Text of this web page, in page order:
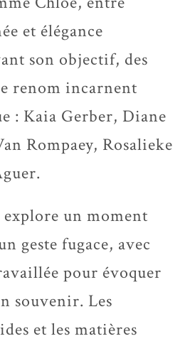
et élégance
son objectif, des
renom incarnent
: Kaia Gerber, Diane
Rompaey, Rosalieke
explore un moment
geste fugace, avec
pour évoquer
souvenir. Les
et les matières